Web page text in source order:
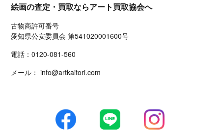
絵画の査定・買取ならアート買取協会へ
古物商許可番号
愛知県公安委員会 第541020001600号
電話：0120-081-560
メール： info@artkaitori.com